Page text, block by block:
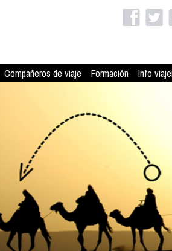
Compañeros de viaje Formación Info